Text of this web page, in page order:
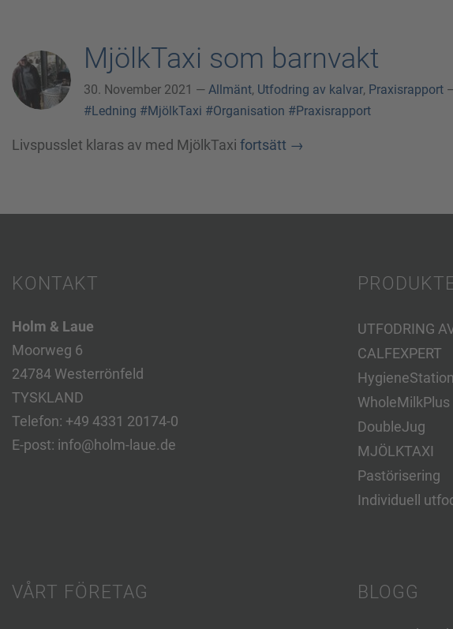
MjölkTaxi som barnvakt
30. November 2021 — Allmänt, Utfodring av kalvar, Praxisrapport
#Ledning #MjölkTaxi #Organisation #Praxisrapport
Livspusslet klaras av med MjölkTaxi fortsätt →
KONTAKT
Holm & Laue
Moorweg 6
24784 Westerrönfeld
TYSKLAND
Telefon: +49 4331 20174-0
E-post: info@holm-laue.de
UTFODRING
CALFEXPERT
HygieneStation
WholeMilkPlus
DoubleJug
MJÖLKTAXI
Pastörisering
Individuell
VÅRT FÖRETAG BLOGG